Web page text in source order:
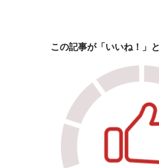
この記事が「いいね！」